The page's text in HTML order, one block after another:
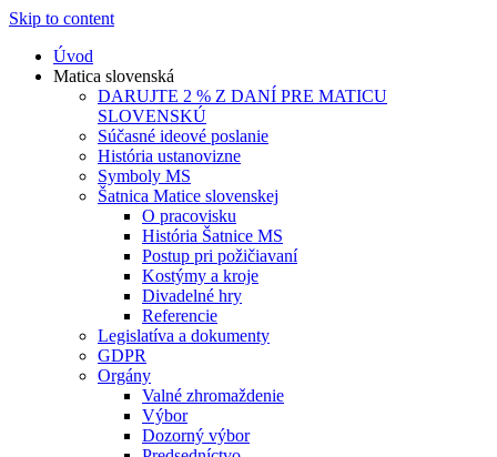
Skip to content
Úvod
Matica slovenská
DARUJTE 2 % Z DANÍ PRE MATICU
SLOVENSKÚ
Súčasné ideové poslanie
História ustanovizne
Symboly MS
Šatnica Matice slovenskej
O pracovisku
História Šatnice MS
Postup pri požičiavaní
Kostýmy a kroje
Divadelné hry
Referencie
Legislatíva a dokumenty
GDPR
Orgány
Valné zhromaždenie
Výbor
Dozorný výbor